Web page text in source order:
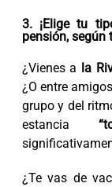
3. ¡Elige tu
pensión, según
¿Vienes a la
¿O entre
grupo y del
estancia
¿Te vas de